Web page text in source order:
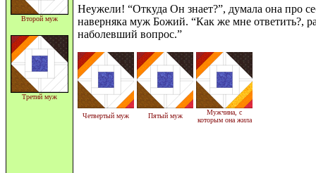
Второй муж
Третий муж
Неужели! “Откуда Он знает?”, думала она про
наверняка муж Божий. “Как же мне ответить?,
наболевший вопрос.”
Четвертый муж Пятый муж
Мужчина, с
которым она жила